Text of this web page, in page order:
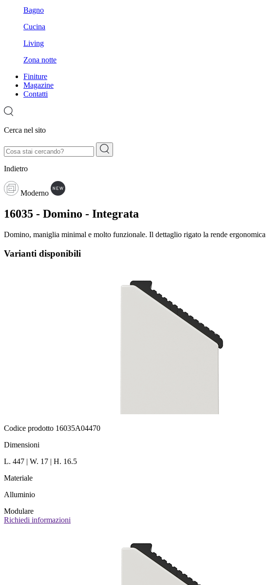
Bagno
Cucina
Living
Zona notte
Finiture
Magazine
Contatti
Cerca nel sito
Indietro
Moderno
16035 - Domino - Integrata
Domino, maniglia minimal e molto funzionale. Il dettaglio rigato la rende ergonomica
Varianti disponibili
Codice prodotto 16035A04470
Dimensioni
L. 447 | W. 17 | H. 16.5
Materiale
Alluminio
Modulare
Richiedi informazioni